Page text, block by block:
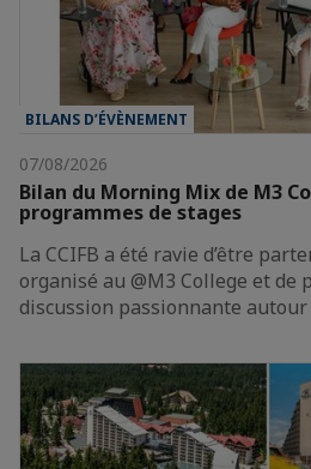
BILANS D’ÉVÈNEMENT
07/08/2026
Bilan du Morning Mix de M3
programmes de stages
La CCIFB a été ravie d’être
organisé au @M3 College et de
discussion passionnante autour